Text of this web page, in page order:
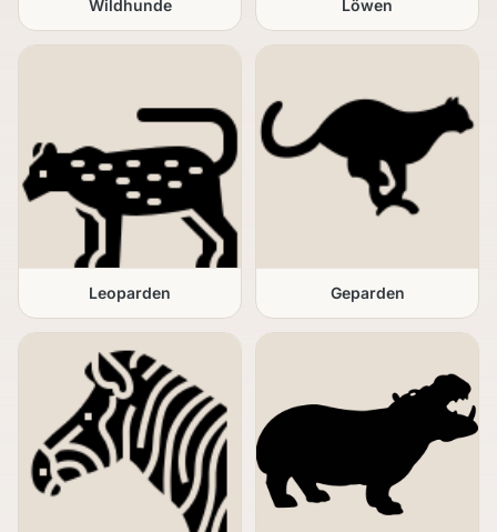
Wildhunde Löwen
Leoparden Geparden